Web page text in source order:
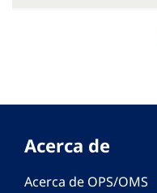
Acerca de
Acerca de OPS/OMS